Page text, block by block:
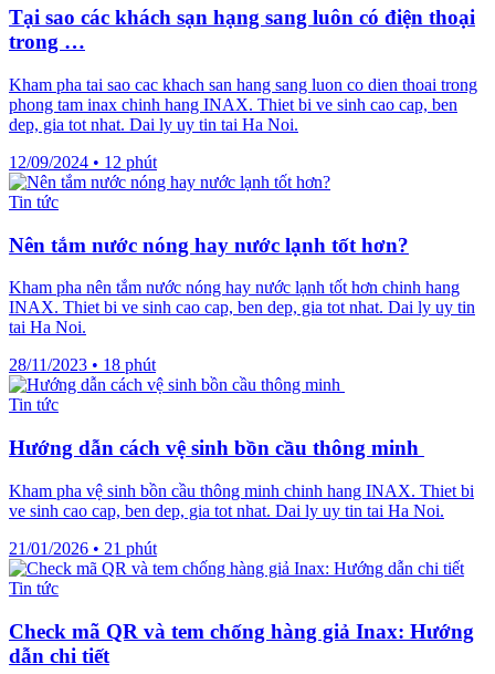
Tại sao các khách sạn hạng sang luôn có điện thoại
trong …
Kham pha tai sao cac khach san hang sang luon co dien thoai trong
phong tam inax chinh hang INAX. Thiet bi ve sinh cao cap, ben
dep, gia tot nhat. Dai ly uy tin tai Ha Noi.
12/09/2024 • 12 phút
Tin tức
Nên tắm nước nóng hay nước lạnh tốt hơn?
Kham pha nên tắm nước nóng hay nước lạnh tốt hơn chinh hang
INAX. Thiet bi ve sinh cao cap, ben dep, gia tot nhat. Dai ly uy tin
tai Ha Noi.
28/11/2023 • 18 phút
Tin tức
Hướng dẫn cách vệ sinh bồn cầu thông minh
Kham pha vệ sinh bồn cầu thông minh chinh hang INAX. Thiet bi
ve sinh cao cap, ben dep, gia tot nhat. Dai ly uy tin tai Ha Noi.
21/01/2026 • 21 phút
Tin tức
Check mã QR và tem chống hàng giả Inax: Hướng
dẫn chi tiết